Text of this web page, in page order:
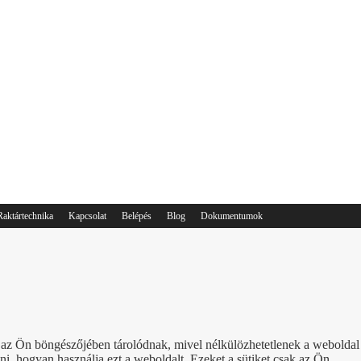
Kapcsolat Belépés Blog Dokumentumok
Ön böngészőjében tárolódnak, mivel nélkülözhetetlenek a weboldal